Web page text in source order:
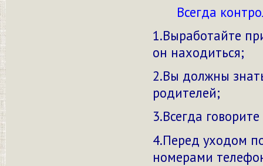
Всегда
1.Выработайте
он находиться;
2.Вы должны
родителей;
3.Всегда
4.Перед уходом
номерами